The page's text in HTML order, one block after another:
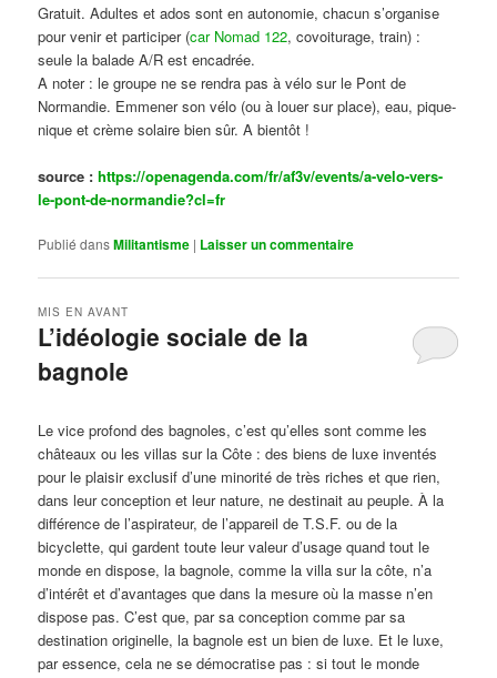
Gratuit. Adultes et ados sont en autonomie, chacun s’organise
pour venir et participer (car Nomad 122, covoiturage, train) :
seule la balade A/R est encadrée.
A noter : le groupe ne se rendra pas à vélo sur le Pont de
Normandie. Emmener son vélo (ou à louer sur place), eau, pique-
nique et crème solaire bien sûr. A bientôt !
source :https://openagenda.com/fr/af3v/events/a-velo-vers-
le-pont-de-normandie?cl=fr
Publié dansMilitantisme | Laisser un commentaire
L’idéologie sociale de la
bagnole
MIS EN AVANT
Le vice profond des bagnoles, c’est qu’elles sont comme les
châteaux ou les villas sur la Côte : des biens de luxe inventés
pour le plaisir exclusif d’une minorité de très riches et que rien,
dans leur conception et leur nature, ne destinait au peuple. À la
différence de l’aspirateur, de l’appareil de T.S.F. ou de la
bicyclette, qui gardent toute leur valeur d’usage quand tout le
monde en dispose, la bagnole, comme la villa sur la côte, n’a
d’intérêt et d’avantages que dans la mesure où la masse n’en
dispose pas. C’est que, par sa conception comme par sa
destination originelle, la bagnole est un bien de luxe. Et le luxe,
par essence, cela ne se démocratise pas : si tout le monde